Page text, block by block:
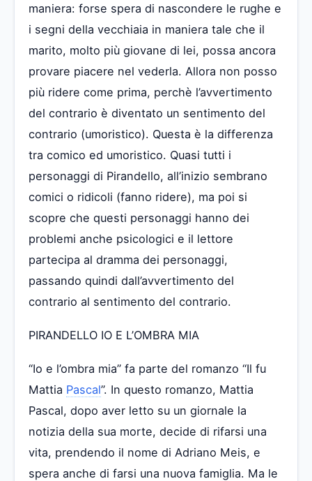
maniera: forse spera di nascondere le rughe e
i segni della vecchiaia in maniera tale che il
marito, molto più giovane di lei, possa ancora
provare piacere nel vederla. Allora non posso
più ridere come prima, perchè l’avvertimento
del contrario è diventato un sentimento del
contrario (umoristico). Questa è la differenza
tra comico ed umoristico. Quasi tutti i
personaggi di Pirandello, all’inizio sembrano
comici o ridicoli (fanno ridere), ma poi si
scopre che questi personaggi hanno dei
problemi anche psicologici e il lettore
partecipa al dramma dei personaggi,
passando quindi dall’avvertimento del
contrario al sentimento del contrario.
PIRANDELLO IO E L’OMBRA MIA
“Io e l’ombra mia” fa parte del romanzo “Il fu
Mattia Pascal”. In questo romanzo, Mattia
Pascal, dopo aver letto su un giornale la
notizia della sua morte, decide di rifarsi una
vita, prendendo il nome di Adriano Meis, e
spera anche di farsi una nuova famiglia. Ma le